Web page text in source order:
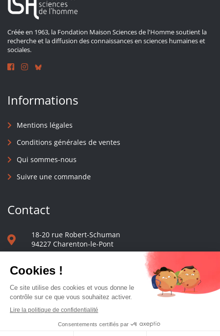
Créée en 1963, la Fondation Maison Sciences de l'Homme soutient la
recherche et la diffusion des connaissances en sciences humaines et
sociales.
Informations
Mentions légales
Conditions générales de ventes
Qui sommes-nous
Suivre une commande
Contact
18-20 rue Robert-Schuman
94227 Charenton-le-Pont